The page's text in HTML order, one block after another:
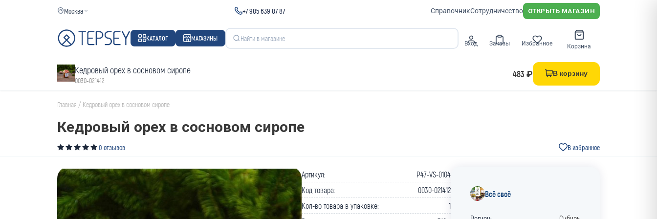
Москва +7 985 639 87 87 СправочникСотрудничество ОТКРЫТЬ МАГАЗИН
КАТАЛОГ МАГАЗИНЫ
Вход Заказы Избранное Корзина
Кедровый орех в сосновом сиропе
0030-021412
483 ₽ В корзину
Главная / Кедровый орех в сосновом сиропе
Кедровый орех в сосновом сиропе
0 отзывов В избранное
Артикул:
P47-VS-0104
Код товара:
0030-021412
Кол-во товара в упаковке:
1
Всё своё